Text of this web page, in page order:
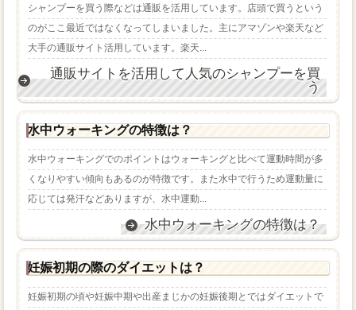
シャンプーを買う際などは通販を活用しています。店頭で買うという
のがここ最近ではなくなってしまいました。主にアマゾンや楽天など
大手の通販サイト活用しています。楽天...
通販サイトを活用して人気のシャンプーを買
う
水中ウォーキングの特徴は？
水中ウォーキングでのポイントはウォーキングと比べて運動時間が多
くなりやすい傾向もあるのが特徴です。また水中で行うため運動量に
応じては発汗などありますが、水中運動...
水中ウォーキングの特徴は？
妊娠初期の際のダイエットは？
妊娠初期の頃や妊娠中期や出産まじかの妊娠後期とではダイエットで